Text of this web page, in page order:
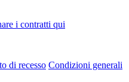
i contratti qui
di recesso Condizioni generali